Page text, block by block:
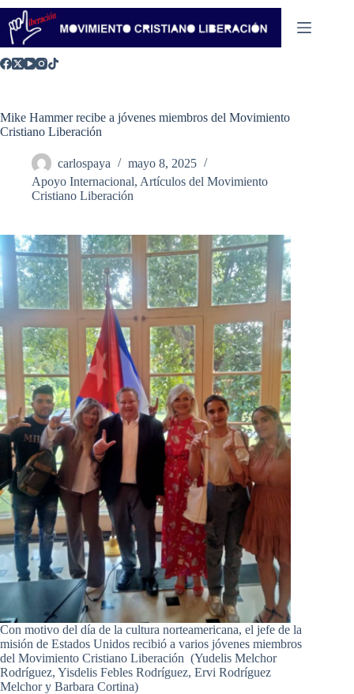
Saltar
contenido
Mike Hammer recibe a jóvenes miembros del Movimiento
Cristiano Liberación
carlospaya
mayo 8, 2025
Apoyo Internacional, Artículos del Movimiento
Cristiano Liberación
Con motivo del día de la cultura norteamericana, el jefe de la
misión de Estados Unidos recibió a varios jóvenes miembros
del Movimiento Cristiano Liberación (Yudelis Melchor
Rodríguez, Yisdelis Febles Rodríguez, Ervi Rodríguez
Melchor y Barbara Cortina)